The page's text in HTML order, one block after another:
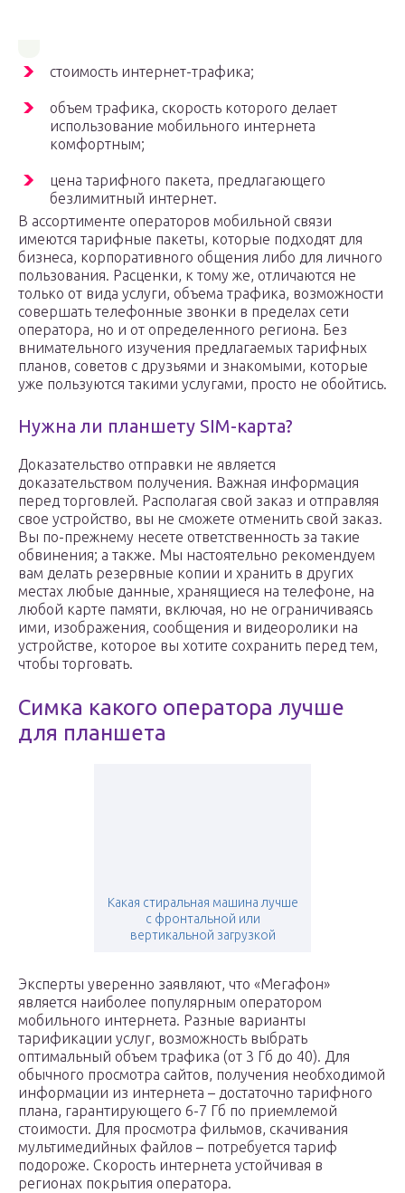
стоимость интернет-трафика;
объем трафика, скорость которого делает
использование мобильного интернета
комфортным;
цена тарифного пакета, предлагающего
безлимитный интернет.
В ассортименте операторов мобильной связи
имеются тарифные пакеты, которые подходят для
бизнеса, корпоративного общения либо для личного
пользования. Расценки, к тому же, отличаются не
только от вида услуги, объема трафика, возможности
совершать телефонные звонки в пределах сети
оператора, но и от определенного региона. Без
внимательного изучения предлагаемых тарифных
планов, советов с друзьями и знакомыми, которые
уже пользуются такими услугами, просто не обойтись.
Нужна ли планшету SIM-карта?
Доказательство отправки не является
доказательством получения. Важная информация
перед торговлей. Располагая свой заказ и отправляя
свое устройство, вы не сможете отменить свой заказ.
Вы по-прежнему несете ответственность за такие
обвинения; а также. Мы настоятельно рекомендуем
вам делать резервные копии и хранить в других
местах любые данные, хранящиеся на телефоне, на
любой карте памяти, включая, но не ограничиваясь
ими, изображения, сообщения и видеоролики на
устройстве, которое вы хотите сохранить перед тем,
чтобы торговать.
Симка какого оператора лучше
для планшета
Какая стиральная машина лучше
с фронтальной или
вертикальной загрузкой
Эксперты уверенно заявляют, что «Мегафон»
является наиболее популярным оператором
мобильного интернета. Разные варианты
тарификации услуг, возможность выбрать
оптимальный объем трафика (от 3 Гб до 40). Для
обычного просмотра сайтов, получения необходимой
информации из интернета – достаточно тарифного
плана, гарантирующего 6-7 Гб по приемлемой
стоимости. Для просмотра фильмов, скачивания
мультимедийных файлов – потребуется тариф
подороже. Скорость интернета устойчивая в
регионах покрытия оператора.